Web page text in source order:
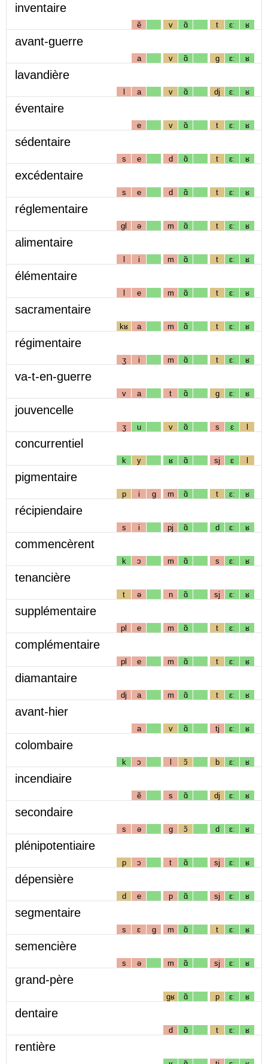
inventaire
ẽ v ɑ̃ t ɛː ʁ
avant-guerre
a v ɑ̃ g ɛː ʁ
lavandière
l a v ɑ̃ dj ɛː ʁ
éventaire
e v ɑ̃ t ɛː ʁ
sédentaire
s e d ɑ̃ t ɛː ʁ
excédentaire
s e d ɑ̃ t ɛː ʁ
réglementaire
gl ə m ɑ̃ t ɛː ʁ
alimentaire
l i m ɑ̃ t ɛː ʁ
élémentaire
l e m ɑ̃ t ɛː ʁ
sacramentaire
kʁ a m ɑ̃ t ɛː ʁ
régimentaire
ʒ i m ɑ̃ t ɛː ʁ
va-t-en-guerre
v a t ɑ̃ g ɛː ʁ
jouvencelle
ʒ u v ɑ̃ s ɛ l
concurrentiel
k y ʁ ɑ̃ sj ɛ l
pigmentaire
p i g m ɑ̃ t ɛː ʁ
récipiendaire
s i pj ɑ̃ d ɛː ʁ
commencèrent
k ɔ m ɑ̃ s ɛː ʁ
tenancière
t ə n ɑ̃ sj ɛː ʁ
supplémentaire
pl e m ɑ̃ t ɛː ʁ
complémentaire
pl e m ɑ̃ t ɛː ʁ
diamantaire
dj a m ɑ̃ t ɛː ʁ
avant-hier
a v ɑ̃ tj ɛː ʁ
colombaire
k ɔ l ɔ̃ b ɛː ʁ
incendiaire
ẽ s ɑ̃ dj ɛː ʁ
secondaire
s ə g ɔ̃ d ɛː ʁ
plénipotentiaire
p ɔ t ɑ̃ sj ɛː ʁ
dépensière
d e p ɑ̃ sj ɛː ʁ
segmentaire
s ɛ g m ɑ̃ t ɛː ʁ
semencière
s ə m ɑ̃ sj ɛː ʁ
grand-père
gʁ ɑ̃ p ɛː ʁ
dentaire
d ɑ̃ t ɛː ʁ
rentière